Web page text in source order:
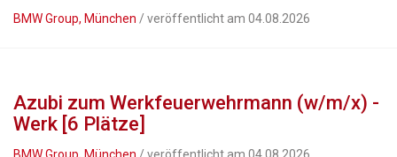
BMW Group, München / veröffentlicht am 04.08.2026
Azubi zum Werkfeuerwehrmann (w/m/x) -
Werk [6 Plätze]